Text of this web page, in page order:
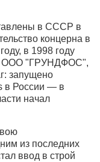
в СССР в
концерна в
в 1998 году
ООО "ГРУНДФОС",
запущено
в России — в
начал
из последних
ввод в строй